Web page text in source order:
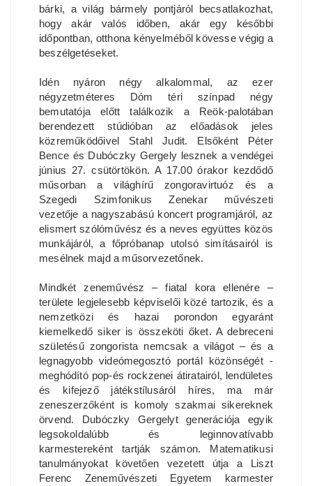
bárki, a világ bármely pontjáról becsatlakozhat,
hogy akár valós időben, akár egy későbbi
időpontban, otthona kényelméből kövesse végig a
beszélgetéseket.
Idén nyáron négy alkalommal, az ezer
négyzetméteres Dóm téri színpad négy
bemutatója előtt találkozik a Reök-palotában
berendezett stúdióban az előadások jeles
közreműködőivel Stahl Judit. Elsőként Péter
Bence és Dubóczky Gergely lesznek a vendégei
június 27. csütörtökön. A 17.00 órakor kezdődő
műsorban a világhírű zongoravirtuóz és a
Szegedi Szimfonikus Zenekar művészeti
vezetője a nagyszabású koncert programjáról, az
elismert szólóművész és a neves együttes közös
munkájáról, a főpróbanap utolsó simításairól is
mesélnek majd a műsorvezetőnek.
Mindkét zeneművész – fiatal kora ellenére –
területe legjelesebb képviselői közé tartozik, és a
nemzetközi és hazai porondon egyaránt
kiemelkedő siker is összeköti őket. A debreceni
születésű zongorista nemcsak a világot – és a
legnagyobb videómegosztó portál közönségét -
meghódító pop-és rockzenei átiratairól, lendületes
és kifejező játékstílusáról híres, ma már
zeneszerzőként is komoly szakmai sikereknek
örvend. Dubóczky Gergelyt generációja egyik
legsokoldalúbb és leginnovatívabb
karmestereként tartják számon. Matematikusi
tanulmányokat követően vezetett útja a Liszt
Ferenc Zeneművészeti Egyetem karmester